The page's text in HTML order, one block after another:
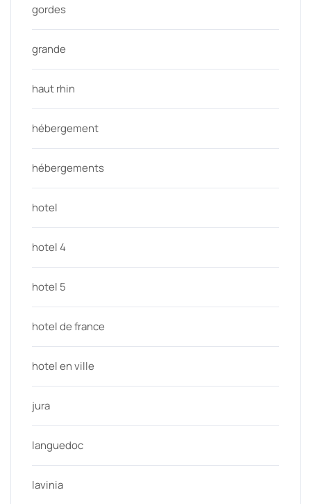
gordes
grande
haut rhin
hébergement
hébergements
hotel
hotel 4
hotel 5
hotel de france
hotel en ville
jura
languedoc
lavinia